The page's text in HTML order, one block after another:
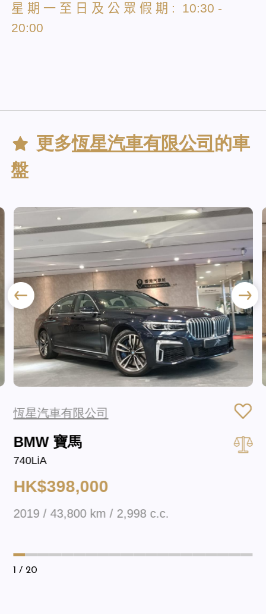
星 期 一 至 日 及 公 眾 假 期 : 10:30 -
20:00
更多恆星汽車有限公司 的車
盤
恆星汽車有限公司
BMW 寶馬
740LiA
HK$398,000
2019 / 43,800 km / 2,998 c.c.
1 / 20